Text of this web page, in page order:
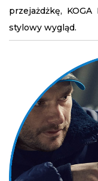
przejażdżkę,
stylowy wygląd.